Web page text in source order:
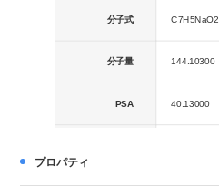
分子式 C7H5NaO2
分子量 144.10300
PSA 40.13000
プロパティ